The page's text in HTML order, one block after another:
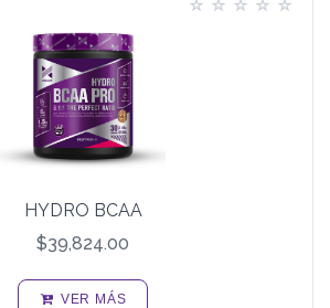
HYDRO BCAA
$39,824.00
VER MÁS